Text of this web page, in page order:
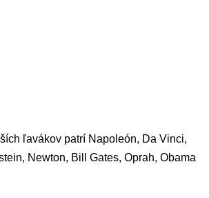
ľavákov patrí Napoleón, Da Vinci,
Newton, Bill Gates, Oprah, Obama